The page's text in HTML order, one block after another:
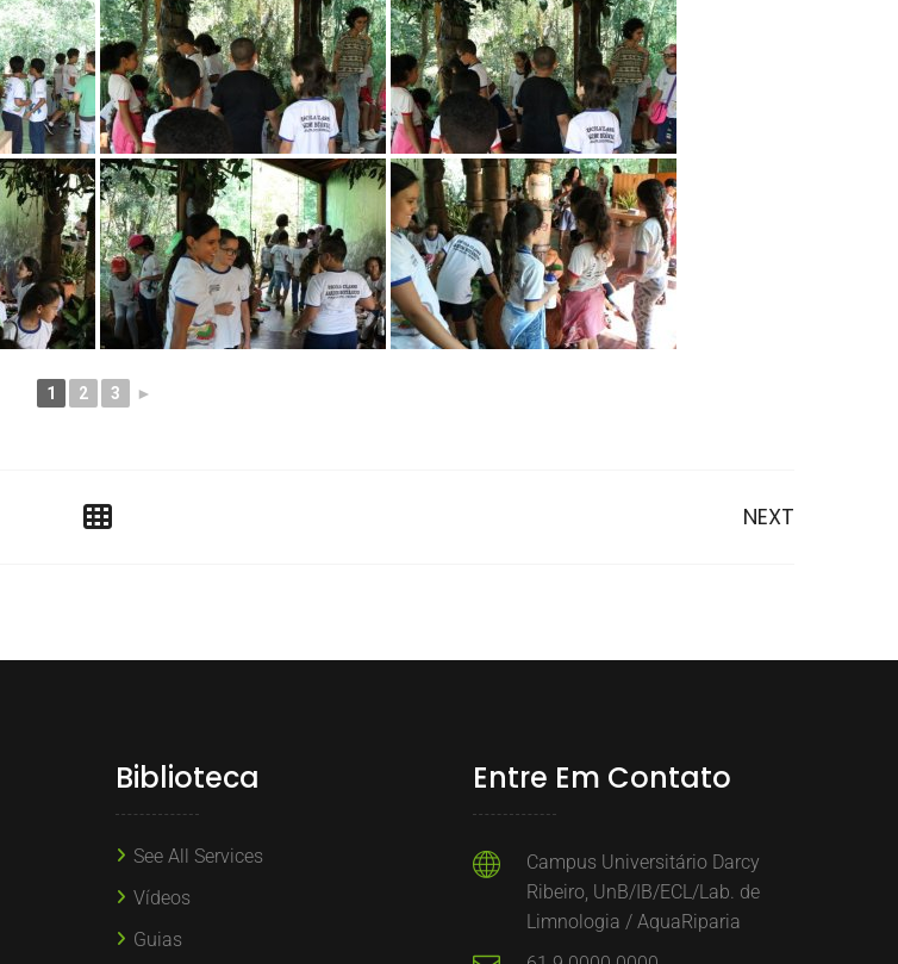
1 2 3 ►
NEXT
Biblioteca
See All Services
Vídeos
Guias
Entre Em Contato
Campus Universitário Darcy
Ribeiro, UnB/IB/ECL/Lab. de
Limnologia / AquaRiparia